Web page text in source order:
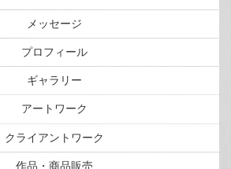
メッセージ
プロフィール
ギャラリー
アートワーク
クライアントワーク
作品・商品販売